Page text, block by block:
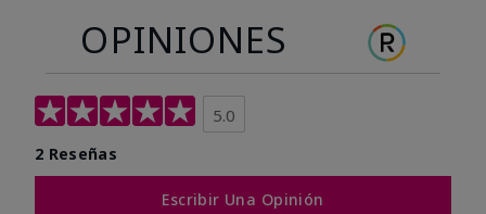
OPINIONES
5.0
2 Reseñas
Escribir Una Opinión